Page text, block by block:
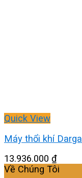
Quick View
Máy thổi khí
13.936.000 ₫
Về Chúng Tôi